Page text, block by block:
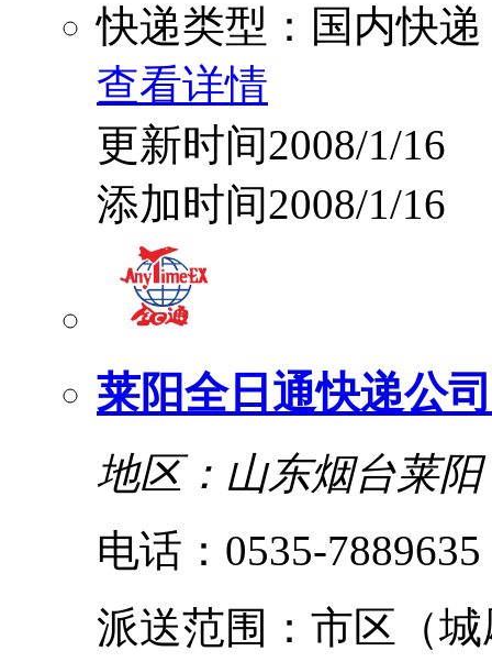
快递类型：国内快递
查看详情
更新时间2008/1/16
添加时间2008/1/16
莱阳全日通快递公司
地区：山东烟台莱阳
电话：0535-7889635
派送范围：市区（